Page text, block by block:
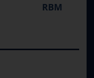
RBM